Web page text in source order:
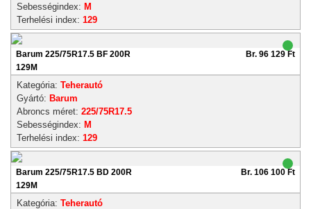
Sebességindex: M
Terhelési index: 129
Barum 225/75R17.5 BF 200R
129M
Br. 96 129 Ft
Kategória: Teherautó
Gyártó: Barum
Abroncs méret: 225/75R17.5
Sebességindex: M
Terhelési index: 129
Barum 225/75R17.5 BD 200R
129M
Br. 106 100 Ft
Kategória: Teherautó